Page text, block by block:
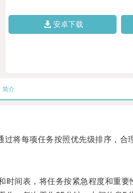
安卓下载
简介
将每项任务按照优先级排序，合
间表，将任务按紧急程度和重要